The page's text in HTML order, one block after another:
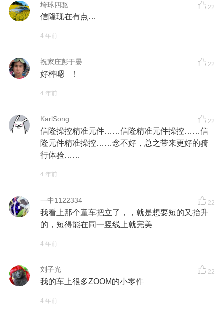
垮球四驱 22
信隆现在有点…
4 年前
祝家庄彭于晏 22
好棒嗯 ！
4 年前
KarlSong 22
信隆操控精准元件……信隆精准元件操控……信
隆元件精准操控……念不好，总之带来更好的骑
行体验……
4 年前
一中1122334 22
我看上那个童车把立了，，就是想要短的又抬升
的，短得能在同一竖线上就完美
4 年前
刘子光 22
我的车上很多ZOOM的小零件
4 年前